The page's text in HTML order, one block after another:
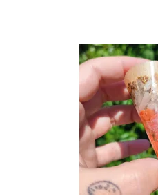
Dostupnost:
Vyprodáno
9032